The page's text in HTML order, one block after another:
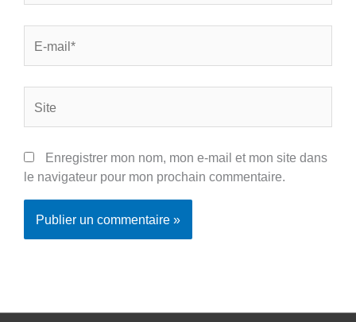
mail*
Enregistrer mon nom, mon e-mail et mon site dans
le navigateur pour mon prochain commentaire.